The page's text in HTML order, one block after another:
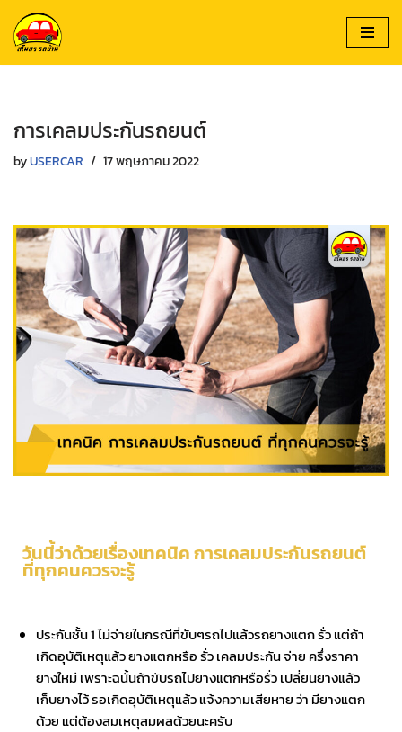
Skip
to
การเคลมประกันรถยนต์
byUSERCAR 17 พฤษภาคม 2022
วันนี้ว่าด้วยเรื่องเทคนิค การเคลมประกันรถยนต์
ที่ทุกคนควรจะรู้
ประกันชั้น 1 ไม่จ่ายในกรณีที่ขับๆรถไปแล้วรถยางแตก รั่ว แต่ถ้า
เกิดอุบัติเหตุแล้ว ยางแตกหรือ รั่ว เคลมประกัน จ่าย ครึ่งราคา
ยางใหม่ เพราะฉนั้นถ้าขับรถไปยางแตกหรือรั่ว เปลี่ยนยางแล้ว
เก็บยางไว้ รอเกิดอุบัติเหตุแล้ว แจ้งความเสียหาย ว่า มียางแตก
ด้วย แต่ต้องสมเหตุสมผลด้วยนะครับ